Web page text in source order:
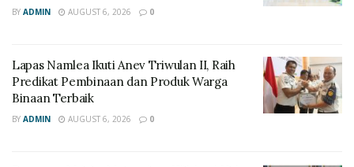
BY ADMIN AUGUST 6, 2026 0
Lapas Namlea Ikuti Anev Triwulan II, Raih
Predikat Pembinaan dan Produk Warga
Binaan Terbaik
BY ADMIN AUGUST 6, 2026 0